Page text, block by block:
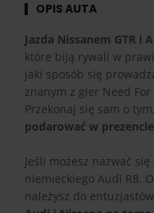
OPIS AUTA
Jazda Nissanem GTR i
które biją rywali w
jaki sposób się
znanym z gier Need
Przekonaj się sam o
podarować w prezencie
Jeśli możesz nazwać
niemieckiego Audi R8.
należysz do